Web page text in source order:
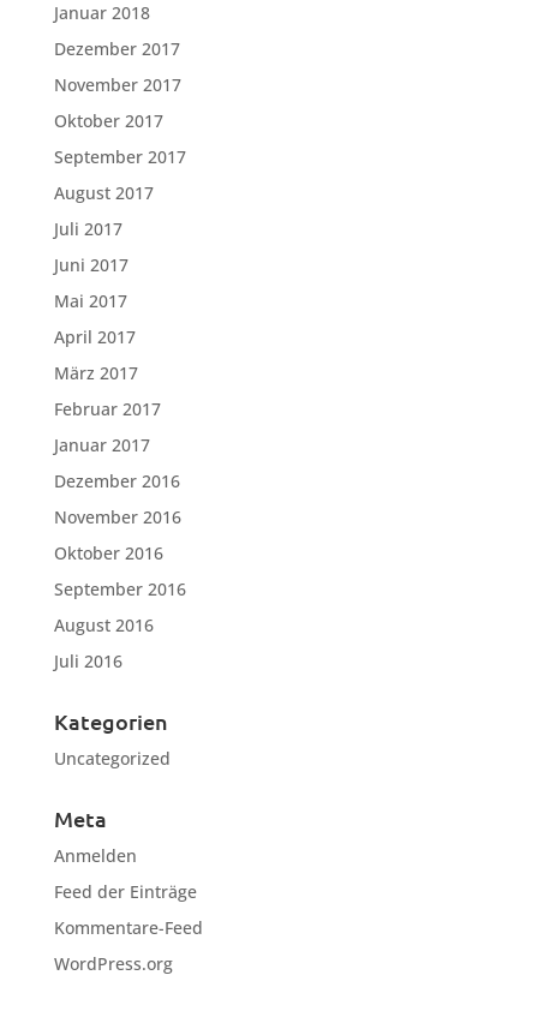
Januar 2018
Dezember 2017
November 2017
Oktober 2017
September 2017
August 2017
Juli 2017
Juni 2017
Mai 2017
April 2017
März 2017
Februar 2017
Januar 2017
Dezember 2016
November 2016
Oktober 2016
September 2016
August 2016
Juli 2016
Kategorien
Uncategorized
Meta
Anmelden
Feed der Einträge
Kommentare-Feed
WordPress.org